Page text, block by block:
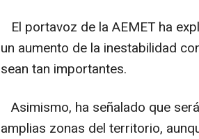
El portavoz de la AEMET ha
un aumento de la inestabilidad
sean tan importantes.
Asimismo, ha señalado que
amplias zonas del territorio,